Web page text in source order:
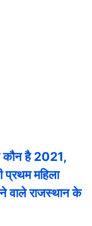
कौन है 2021,
प्रथम महिला
वाले राजस्थान के